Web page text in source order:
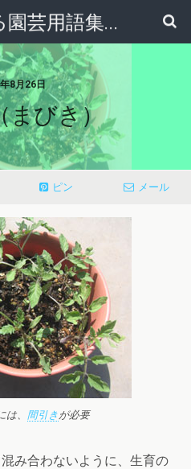
写真でわかる園芸用語集｜見て納得！かんたんガーデニング用語辞典
8月26日
まびき）
ピン メール
は、 間引きが必要
混み合わないように、生育の